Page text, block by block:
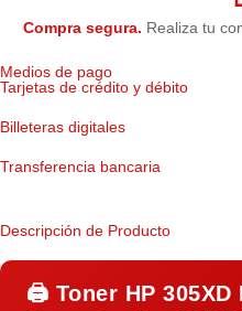
Compra segura. Realiza tu
Medios de pago
Tarjetas de crédito y débito
Billeteras digitales
Transferencia bancaria
Descripción de Producto
🖨️ Toner HP 305XD